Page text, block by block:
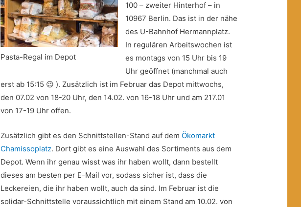
Pasta-Regal im Depot
100 – zweiter Hinterhof – in
10967 Berlin. Das ist in der nähe
des U-Bahnhof Hermannplatz.
In regulären Arbeitswochen ist
es montags von 15 Uhr bis 19
Uhr geöffnet (manchmal auch
erst ab 15:15 😉 ). Zusätzlich ist im Februar das Depot mittwochs,
den 07.02 von 18-20 Uhr, den 14.02. von 16-18 Uhr und am 217.01
von 17-19 Uhr offen.
Zusätzlich gibt es den Schnittstellen-Stand auf dem Ökomarkt
Chamissoplatz. Dort gibt es eine Auswahl des Sortiments aus dem
Depot. Wenn ihr genau wisst was ihr haben wollt, dann bestellt
dieses am besten per E-Mail vor, sodass sicher ist, dass die
Leckereien, die ihr haben wollt, auch da sind. Im Februar ist die
solidar-Schnittstelle voraussichtlich mit einem Stand am 10.02. von